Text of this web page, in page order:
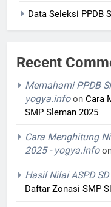
Data Seleksi PPDB
Recent
Memahami PPDB
yogya.infoon Cara
SMP Sleman 2025
Cara Menghitung
2025 - yogya.info
Hasil Nilai ASPD
Daftar Zonasi SMP